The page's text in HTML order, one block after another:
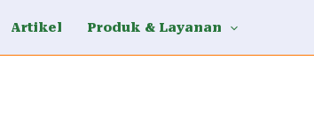
Artikel Produk & Layanan